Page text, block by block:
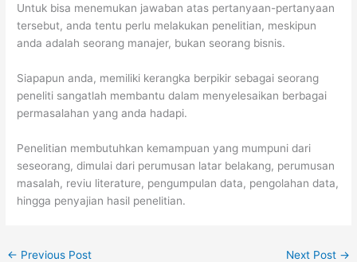
Untuk bisa menemukan jawaban atas pertanyaan-pertanyaan
tersebut, anda tentu perlu melakukan penelitian, meskipun
anda adalah seorang manajer, bukan seorang bisnis.
Siapapun anda, memiliki kerangka berpikir sebagai seorang
peneliti sangatlah membantu dalam menyelesaikan berbagai
permasalahan yang anda hadapi.
Penelitian membutuhkan kemampuan yang mumpuni dari
seseorang, dimulai dari perumusan latar belakang, perumusan
masalah, reviu literature, pengumpulan data, pengolahan data,
hingga penyajian hasil penelitian.
← Previous Post Next Post →